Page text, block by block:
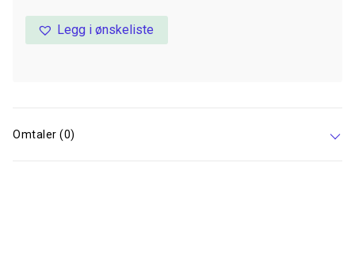
Legg i ønskeliste
Omtaler (0)